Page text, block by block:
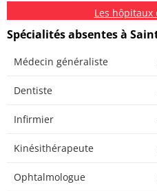
Les hôpitaux
Spécialités absentes à
Médecin généraliste
Dentiste
Infirmier
Kinésithérapeute
Ophtalmologue